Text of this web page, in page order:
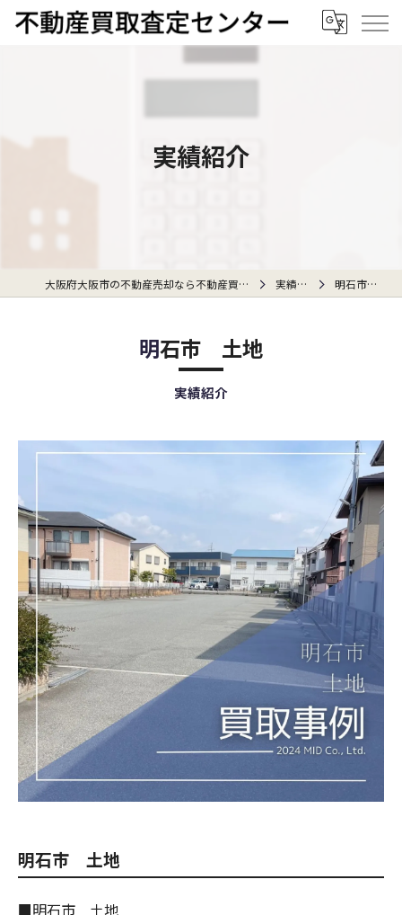
実績紹介
大阪府大阪市の不動産売却なら不動産買取査定センター 実績紹介 明石市 土地
実績紹介
明石市 土地
明石市 土地
■明石市 土地